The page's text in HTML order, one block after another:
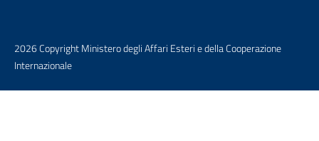
2026 Copyright Ministero degli Affari Esteri e della Cooperazione
Internazionale